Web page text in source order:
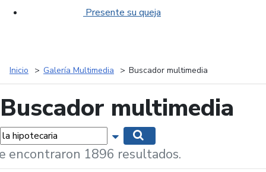
Presente su queja
Inicio Galería Multimedia Buscador multimedia
Buscador multimedia
Mostrar opciones de búsqueda
encontraron 1896 resultados.